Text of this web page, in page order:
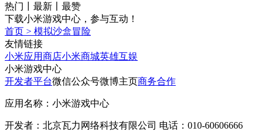
热门
最新
最赞
下载小米游戏中心，参与互动！
首页 > 模拟沙盒冒险
友情链接
小米应用商店小米商城英雄互娱
小米游戏中心
开发者平台微信公众号微博主页商务合作
应用名称：小米游戏中心
开发者：北京瓦力网络科技有限公司 电话：010-60606666